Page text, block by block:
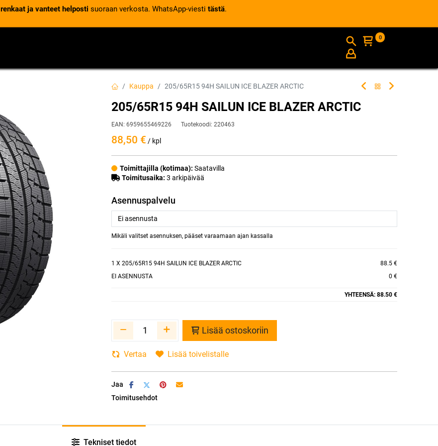
renkaat ja vanteet helposti suoraan verkosta. WhatsApp-viesti tästä.
INFO
0
Kauppa 205/65R15 94H SAILUN ICE BLAZER ARCTIC
205/65R15 94H SAILUN ICE BLAZER ARCTIC
EAN: 6959655469226 Tuotekoodi: 220463
88,50 € / kpl
Toimittajilla (kotimaa): Saatavilla
Toimitusaika: 3 arkipäivää
Asennuspalvelu
Mikäli valitset asennuksen, pääset varaamaan ajan kassalla
1 X 205/65R15 94H SAILUN ICE BLAZER ARCTIC
88.5 €
EI ASENNUSTA
0 €
YHTEENSÄ: 88.50 €
Lisää ostoskoriin
Vertaa Lisää toivelistalle
Jaa
Toimitusehdot
Tekniset tiedot